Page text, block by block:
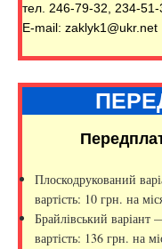
тел. 246-79-32, 234-51-
E-mail: zaklyk1@ukr.net
Плоскодрукований
вартість: 10 грн. на
Брайлівський варіант
вартість: 136 грн. на